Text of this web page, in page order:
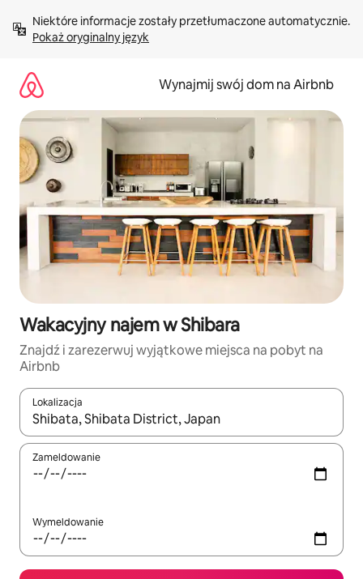
treści Pokaż oryginalny język
Wynajmij swój dom na Airbnb
Wakacyjny najem w Shibara
Znajdź i zarezerwuj wyjątkowe miejsca na pobyt na
Airbnb
Lokalizacja
Gdy wyniki będą dostępne, możesz poruszać się po nich za
Zameldowanie
Wymeldowanie